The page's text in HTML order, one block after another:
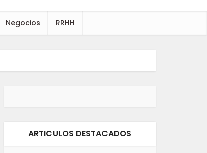
Negocios RRHH
ARTICULOS DESTACADOS